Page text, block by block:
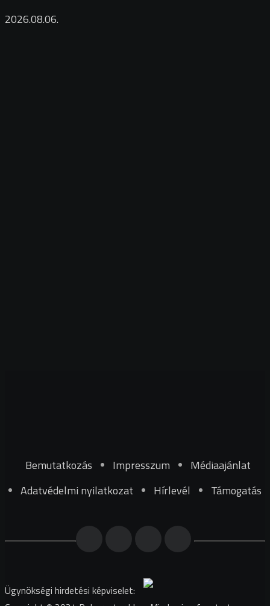
2026.08.06.
Bemutatkozás Impresszum
Médiaajánlat
Adatvédelmi nyilatkozat
Hírlevél Támogatás
Ügynökségi hirdetési képviselet: